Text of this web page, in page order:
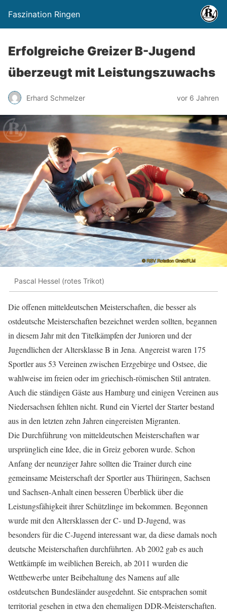
Faszination Ringen
Erfolgreiche Greizer B-Jugend
überzeugt mit Leistungszuwachs
Erhard Schmelzer vor 6 Jahren
Pascal Hessel (rotes Trikot)
Die offenen mitteldeutschen Meisterschaften, die besser als
ostdeutsche Meisterschaften bezeichnet werden sollten, begannen
in diesem Jahr mit den Titelkämpfen der Junioren und der
Jugendlichen der Altersklasse B in Jena. Angereist waren 175
Sportler aus 53 Vereinen zwischen Erzgebirge und Ostsee, die
wahlweise im freien oder im griechisch-römischen Stil antraten.
Auch die ständigen Gäste aus Hamburg und einigen Vereinen aus
Niedersachsen fehlten nicht. Rund ein Viertel der Starter bestand
aus in den letzten zehn Jahren eingereisten Migranten.
Die Durchführung von mitteldeutschen Meisterschaften war
ursprünglich eine Idee, die in Greiz geboren wurde. Schon
Anfang der neunziger Jahre sollten die Trainer durch eine
gemeinsame Meisterschaft der Sportler aus Thüringen, Sachsen
und Sachsen-Anhalt einen besseren Überblick über die
Leistungsfähigkeit ihrer Schützlinge im bekommen. Begonnen
wurde mit den Altersklassen der C- und D-Jugend, was
besonders für die C-Jugend interessant war, da diese damals noch
deutsche Meisterschaften durchführten. Ab 2002 gab es auch
Wettkämpfe im weiblichen Bereich, ab 2011 wurden die
Wettbewerbe unter Beibehaltung des Namens auf alle
ostdeutschen Bundesländer ausgedehnt. Sie entsprachen somit
territorial gesehen in etwa den ehemaligen DDR-Meisterschaften.